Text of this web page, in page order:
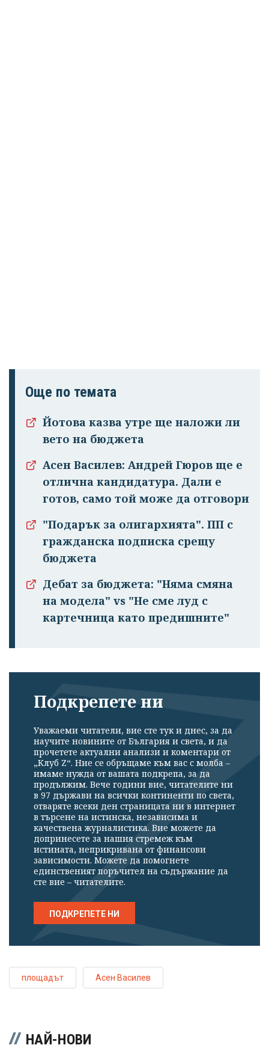
Още по темата
Йотова казва утре ще наложи ли
вето на бюджета
Асен Василев: Андрей Гюров ще е
отлична кандидатура. Дали е
готов, само той може да отговори
"Подарък за олигархията". ПП с
гражданска подписка срещу
бюджета
Дебат за бюджета: "Няма смяна
на модела" vs "Не сме луд с
картечница като предишните"
Подкрепете ни
Уважаеми читатели, вие сте тук и днес, за да
научите новините от България и света, и да
прочетете актуални анализи и коментари от
„Клуб Z“. Ние се обръщаме към вас с молба –
имаме нужда от вашата подкрепа, за да
продължим. Вече години вие, читателите ни
в 97 държави на всички континенти по света,
отваряте всеки ден страницата ни в интернет
в търсене на истинска, независима и
качествена журналистика. Вие можете да
допринесете за нашия стремеж към
истината, неприкривана от финансови
зависимости. Можете да помогнете
единственият поръчител на съдържание да
сте вие – читателите.
ПОДКРЕПЕТЕ НИ
площадът Асен Василев
НАЙ-НОВИ